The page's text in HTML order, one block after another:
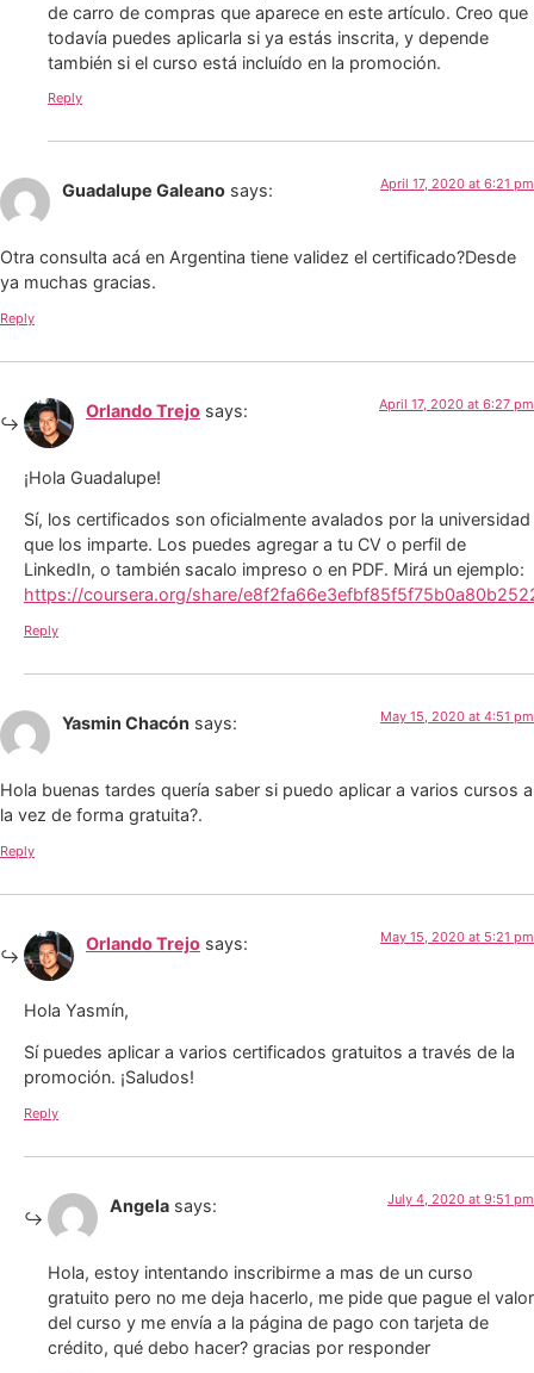
de carro de compras que aparece en este artículo. Creo que
todavía puedes aplicarla si ya estás inscrita, y depende
también si el curso está incluído en la promoción.
Reply
Guadalupe Galeano says: April 17, 2020 at 6:21 pm
Otra consulta acá en Argentina tiene validez el certificado?Desde
ya muchas gracias.
Reply
Orlando Trejo says: April 17, 2020 at 6:27 pm
¡Hola Guadalupe!
Sí, los certificados son oficialmente avalados por la universidad
que los imparte. Los puedes agregar a tu CV o perfil de
LinkedIn, o también sacalo impreso o en PDF. Mirá un ejemplo:
https://coursera.org/share/
Reply
Yasmin Chacón says: May 15, 2020 at 4:51 pm
Hola buenas tardes quería saber si puedo aplicar a varios cursos a
la vez de forma gratuita?.
Reply
Orlando Trejo says: May 15, 2020 at 5:21 pm
Hola Yasmín,
Sí puedes aplicar a varios certificados gratuitos a través de la
promoción. ¡Saludos!
Reply
Angela says: July 4, 2020 at 9:51 pm
Hola, estoy intentando inscribirme a mas de un curso
gratuito pero no me deja hacerlo, me pide que pague el valor
del curso y me envía a la página de pago con tarjeta de
crédito, qué debo hacer? gracias por responder